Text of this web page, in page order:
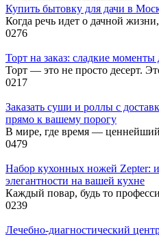
Купить бытовку для дачи в
Когда речь идет о дачной
0276
Торт на заказ: сладкие моменты
Торт — это не просто десерт.
0217
Заказать суши и роллы с
прямо к вашему порогу
В мире, где время — ценнейший
0479
Набор кухонных ножей Zepter:
элегантности на вашей кухне
Каждый повар, будь то
0239
Лечебно-диагностический